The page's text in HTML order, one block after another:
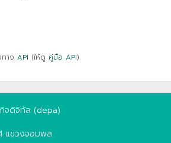
าง API (ให้ดู คู่มือ API).
จดิจิทัล (depa)
แขวงจอมพล